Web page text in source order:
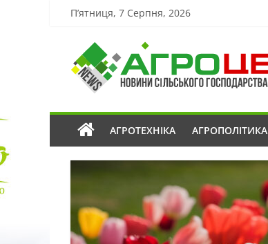
П’ятниця, 7 Серпня, 2026
АГРОТЕХНІКА АГРОПОЛІТИКА